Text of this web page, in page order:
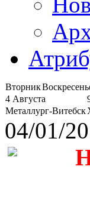
Вторник
4 Августа
Металлург-Витебск
04/01/